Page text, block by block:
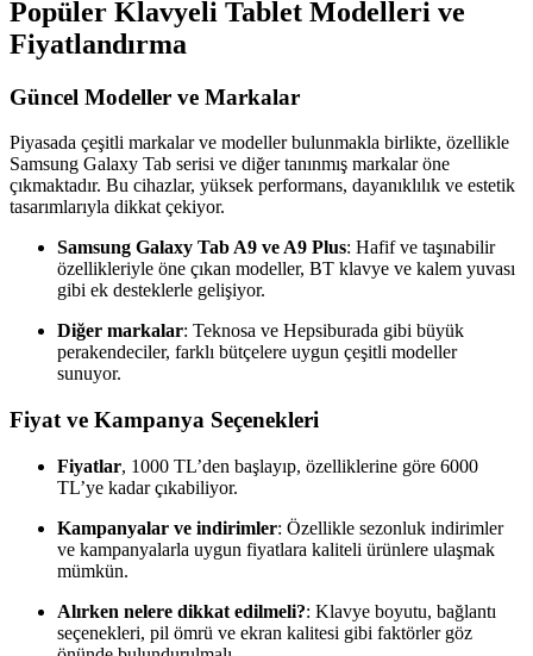
Popüler Klavyeli Tablet Modelleri ve
Fiyatlandırma
Güncel Modeller ve Markalar
Piyasada çeşitli markalar ve modeller bulunmakla birlikte, özellikle
Samsung Galaxy Tab serisi ve diğer tanınmış markalar öne
çıkmaktadır. Bu cihazlar, yüksek performans, dayanıklılık ve estetik
tasarımlarıyla dikkat çekiyor.
Samsung Galaxy Tab A9 ve A9 Plus: Hafif ve taşınabilir
özellikleriyle öne çıkan modeller, BT klavye ve kalem yuvası
gibi ek desteklerle gelişiyor.
Diğer markalar: Teknosa ve Hepsiburada gibi büyük
perakendeciler, farklı bütçelere uygun çeşitli modeller
sunuyor.
Fiyat ve Kampanya Seçenekleri
Fiyatlar, 1000 TL’den başlayıp, özelliklerine göre 6000
TL’ye kadar çıkabiliyor.
Kampanyalar ve indirimler: Özellikle sezonluk indirimler
ve kampanyalarla uygun fiyatlara kaliteli ürünlere ulaşmak
mümkün.
Alırken nelere dikkat edilmeli?: Klavye boyutu, bağlantı
seçenekleri, pil ömrü ve ekran kalitesi gibi faktörler göz